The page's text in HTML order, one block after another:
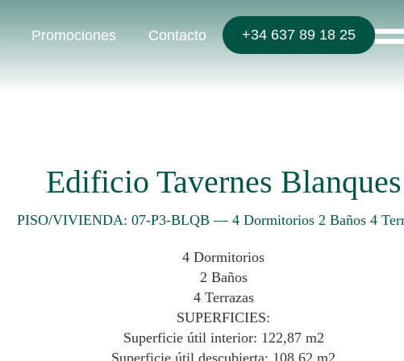
Promociones Contacto +34 637 89 18 25
Edificio Tavernes Blanques
PISO/VIVIENDA: 07-P3-BLQB — 4 Dormitorios 2 Baños 4
4 Dormitorios
2 Baños
4 Terrazas
SUPERFICIES:
Superficie útil interior: 122,87 m2
Superficie útil descubierta: 108,62 m2